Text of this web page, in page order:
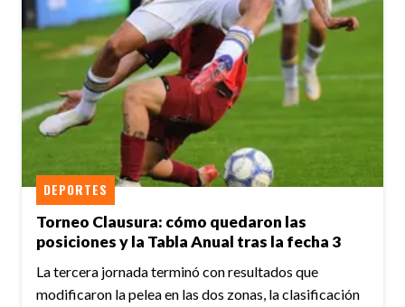
Torneo Clausura: cómo quedaron las
posiciones y la Tabla Anual tras la fecha 3
DEPORTES
La tercera jornada terminó con resultados que
modificaron la pelea en las dos zonas, la clasificación